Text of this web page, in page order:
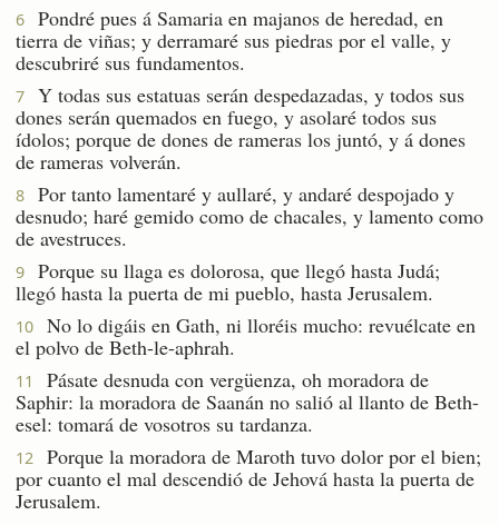
6
Pondré pues á Samaria en majanos de heredad, en
tierra de viñas; y derramaré sus piedras por el valle, y
descubriré sus fundamentos.
7
Y todas sus estatuas serán despedazadas, y todos sus
dones serán quemados en fuego, y asolaré todos sus
ídolos; porque de dones de rameras los juntó, y á dones
de rameras volverán.
8
Por tanto lamentaré y aullaré, y andaré despojado y
desnudo; haré gemido como de chacales, y lamento como
de avestruces.
9
Porque su llaga es dolorosa, que llegó hasta Judá;
llegó hasta la puerta de mi pueblo, hasta Jerusalem.
10
No lo digáis en Gath, ni lloréis mucho: revuélcate en
el polvo de Beth-le-aphrah.
11
Pásate desnuda con vergüenza, oh moradora de
Saphir: la moradora de Saanán no salió al llanto de Beth-
esel: tomará de vosotros su tardanza.
12
Porque la moradora de Maroth tuvo dolor por el bien;
por cuanto el mal descendió de Jehová hasta la puerta de
Jerusalem.